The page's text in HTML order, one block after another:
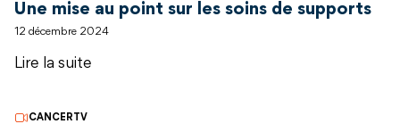
Une mise au point sur les soins de supports
12 décembre 2024
Lire la suite
CANCERTV